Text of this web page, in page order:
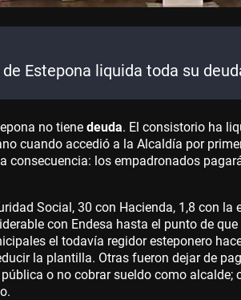
Estepona liquida toda su
no tiene deuda. El consistorio ha
cuando accedió a la Alcaldía por
consecuencia: los empadronados
Social, 30 con Hacienda, 1,8 con
con Endesa hasta el punto de
el todavía regidor esteponero
la plantilla. Otras fueron dejar de
o no cobrar sueldo como alcalde;